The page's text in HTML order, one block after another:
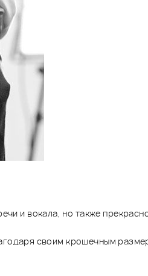
и вокала, но также
своим крошечным